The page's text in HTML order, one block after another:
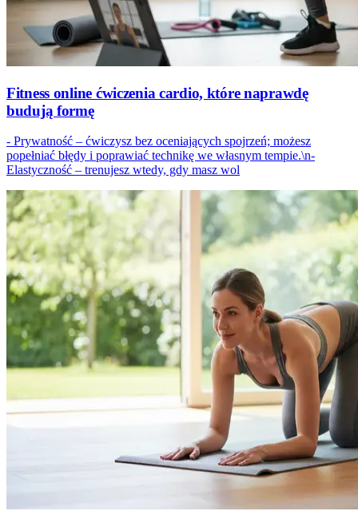
Fitness online ćwiczenia cardio, które naprawdę
budują formę
- Prywatność – ćwiczysz bez oceniających spojrzeń; możesz
popełniać błędy i poprawiać technikę we własnym tempie.\n-
Elastyczność – trenujesz wtedy, gdy masz wol